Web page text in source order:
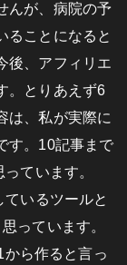
んが、病院の予
ることになると
後、アフィリエ
。とりあえず6
は、私が実際に
す。10記事まで
ています。
いるツールと
っています。
ら作ると言っ